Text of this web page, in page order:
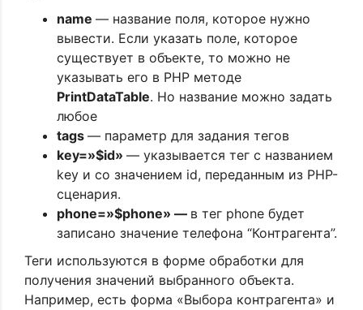
name — название поля, которое нужно
вывести. Если указать поле, которое
существует в объекте, то можно не
указывать его в PHP методе
PrintDataTable. Но название можно задать
любое
tags — параметр для задания тегов
key=»$id» — указывается тег с названием
key и со значением id, переданным из PHP-
сценария.
phone=»$phone» — в тег phone будет
записано значение телефона “Контрагента”.
Теги используются в форме обработки для
получения значений выбранного объекта.
Например, есть форма «Выбора контрагента» и